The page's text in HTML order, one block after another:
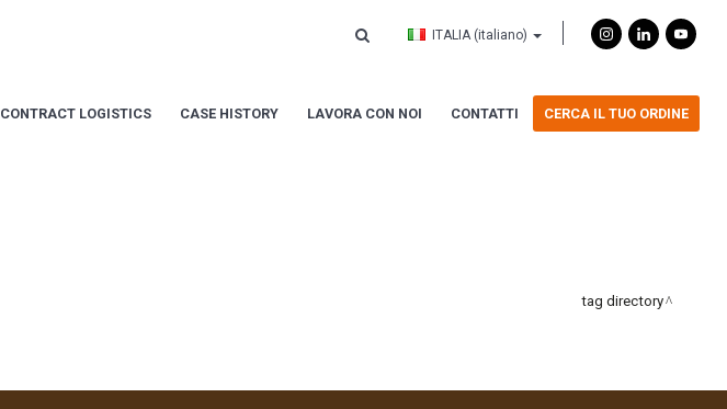
ITALIA (italiano)
CONTRACT LOGISTICS CASE HISTORY LAVORA CON NOI CONTATTI CERCA IL TUO ORDINE
tag directory